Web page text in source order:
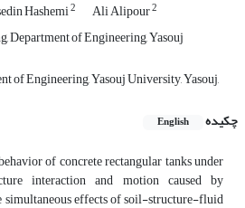
Hashemi2 Ali Alipour2
Department of Engineering, Yasouj
of Engineering, Yasouj University, Yasouj,
چکیده
English
of concrete rectangular tanks under
interaction and motion caused by
simultaneous effects of soil-structure-fluid